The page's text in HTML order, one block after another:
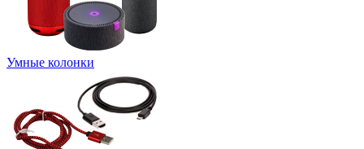
Умные колонки